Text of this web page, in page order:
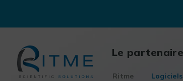
content
Le
Ritme Logiciels